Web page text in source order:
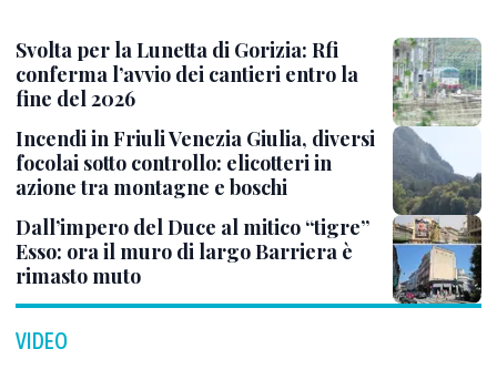
Svolta per la Lunetta di Gorizia: Rfi
conferma l’avvio dei cantieri entro la
fine del 2026
Incendi in Friuli Venezia Giulia, diversi
focolai sotto controllo: elicotteri in
azione tra montagne e boschi
Dall’impero del Duce al mitico “tigre”
Esso: ora il muro di largo Barriera è
rimasto muto
VIDEO